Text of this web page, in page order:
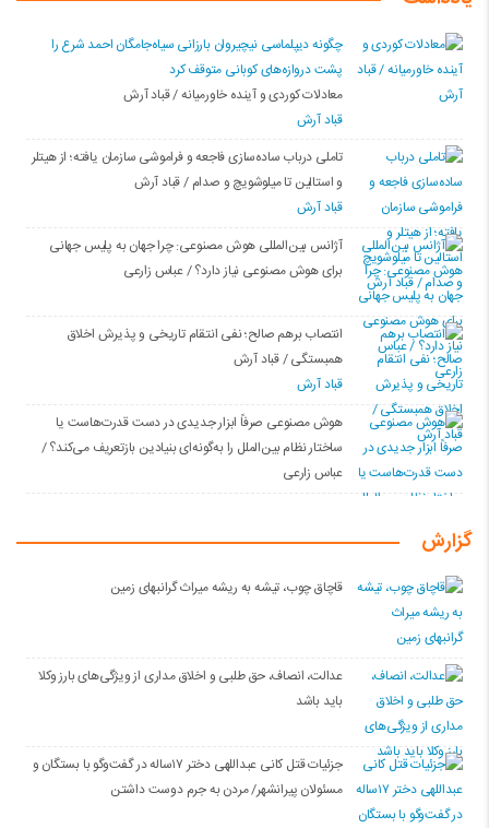
چگونه دیپلماسی نیچیروان بارزانی سیاەجامگان احمد شرع را
پشت دروازەهای کوبانی متوقف کرد
معادلات کوردی و آینده خاورمیانه / قباد آرش
قباد آرش
تاملی درباب سادەسازی فاجعە و فراموشی سازمان یافتە؛ از هیتلر
و استالین تا میلوشویچ و صدام / قباد آرش
قباد آرش
آژانس بین‌المللی هوش مصنوعی: چرا جهان به پلیس جهانی
برای هوش مصنوعی نیاز دارد؟ / عباس زارعی
انتصاب برهم صالح؛ نفی انتقام تاریخی و پذیرش اخلاق
همبستگی / قباد آرش
قباد آرش
هوش مصنوعی صرفاً ابزار جدیدی در دست قدرت‌هاست یا
ساختار نظام بین‌الملل را به‌گونه‌ای بنیادین بازتعریف می‌کند؟ /
عباس زارعی
گزارش
قاچاق چوب، تیشه به ریشه میراث گرانبهای زمین
عدالت، انصاف، حق طلبی و اخلاق مداری از ویژگی‌های بارز وکلا
باید باشد
جزئیات قتل کانی عبداللهی دختر ۱۷ساله در گفت‌وگو با بستگان و
مسئولان پیرانشهر/ مردن به جرم دوست داشتن